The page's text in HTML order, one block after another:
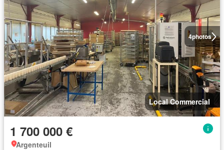
4photos
Local Commercial
1 700 000 €
Argenteuil